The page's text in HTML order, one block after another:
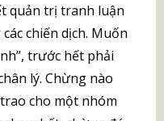
quản trị tranh luận
chiến dịch. Muốn
trước hết phải
lý. Chừng nào
cho một nhóm